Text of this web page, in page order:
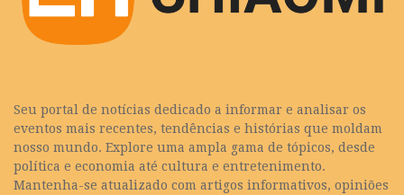
Seu portal de notícias dedicado a informar e analisar os
eventos mais recentes, tendências e histórias que moldam
nosso mundo. Explore uma ampla gama de tópicos, desde
política e economia até cultura e entretenimento.
Mantenha-se atualizado com artigos informativos, opiniões